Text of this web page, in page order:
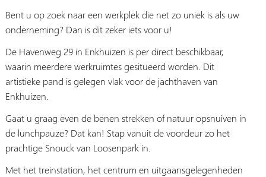
Bent u op zoek naar een werkplek die net zo uniek is als uw
onderneming? Dan is dit zeker iets voor u!
De Havenweg 29 in Enkhuizen is per direct beschikbaar,
waarin meerdere werkruimtes gesitueerd worden. Dit
artistieke pand is gelegen vlak voor de jachthaven van
Enkhuizen.
Gaat u graag even de benen strekken of natuur opsnuiven in
de lunchpauze? Dat kan! Stap vanuit de voordeur zo het
prachtige Snouck van Loosenpark in.
Met het treinstation, het centrum en uitgaansgelegenheden